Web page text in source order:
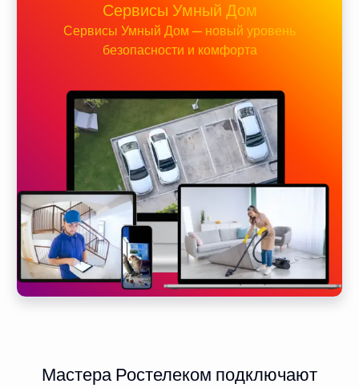
Сервисы Умный Дом
Сервисы Умный Дом — новый уровень
безопасности и комфорта
Мастера Ростелеком подключают